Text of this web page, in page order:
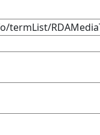
termList/